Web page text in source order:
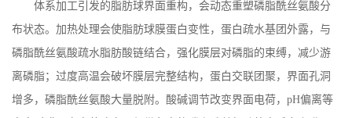
体系加工引发的脂肪球界面重构，会动态重塑磷脂酰丝氨酸分
布状态。加热处理会使脂肪球膜蛋白变性，蛋白疏水基团外露，与
磷脂酰丝氨酸疏水脂肪酸链结合，强化膜层对磷脂的束缚，减少游
离磷脂；过度高温会破坏膜层完整结构，蛋白交联团聚，界面孔洞
增多，磷脂酰丝氨酸大量脱附。酸碱调节改变界面电荷， pH偏离等